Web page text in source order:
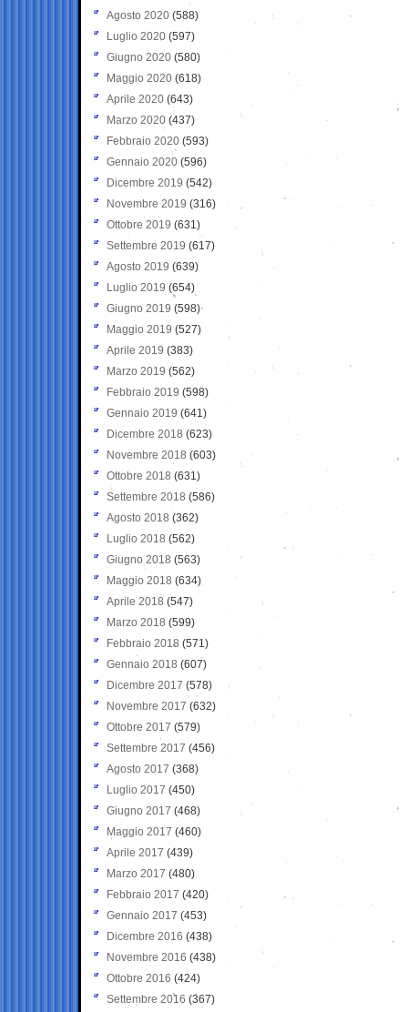
Agosto 2020 (588)
Luglio 2020 (597)
Giugno 2020 (580)
Maggio 2020 (618)
Aprile 2020 (643)
Marzo 2020 (437)
Febbraio 2020 (593)
Gennaio 2020 (596)
Dicembre 2019 (542)
Novembre 2019 (316)
Ottobre 2019 (631)
Settembre 2019 (617)
Agosto 2019 (639)
Luglio 2019 (654)
Giugno 2019 (598)
Maggio 2019 (527)
Aprile 2019 (383)
Marzo 2019 (562)
Febbraio 2019 (598)
Gennaio 2019 (641)
Dicembre 2018 (623)
Novembre 2018 (603)
Ottobre 2018 (631)
Settembre 2018 (586)
Agosto 2018 (362)
Luglio 2018 (562)
Giugno 2018 (563)
Maggio 2018 (634)
Aprile 2018 (547)
Marzo 2018 (599)
Febbraio 2018 (571)
Gennaio 2018 (607)
Dicembre 2017 (578)
Novembre 2017 (632)
Ottobre 2017 (579)
Settembre 2017 (456)
Agosto 2017 (368)
Luglio 2017 (450)
Giugno 2017 (468)
Maggio 2017 (460)
Aprile 2017 (439)
Marzo 2017 (480)
Febbraio 2017 (420)
Gennaio 2017 (453)
Dicembre 2016 (438)
Novembre 2016 (438)
Ottobre 2016 (424)
Settembre 2016 (367)